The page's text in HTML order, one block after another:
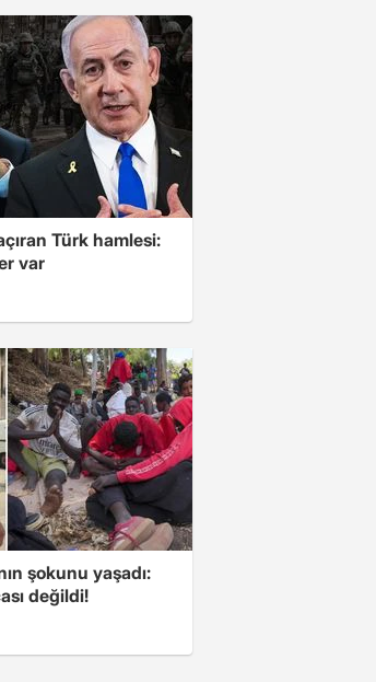
Türk hamlesi:
var
şokunu yaşadı:
değildi!